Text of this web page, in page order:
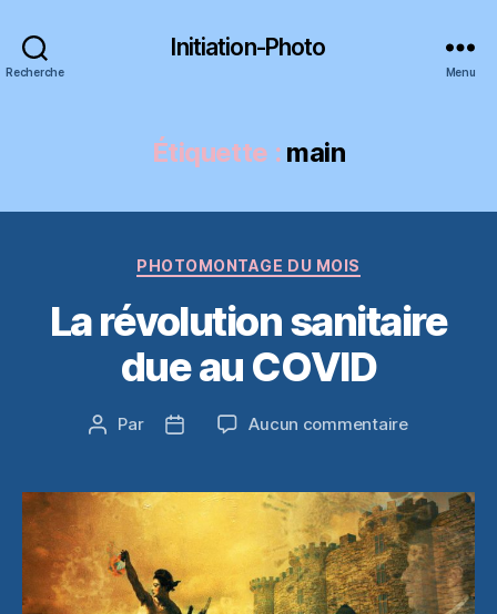
Recherche
Initiation-Photo
Menu
Étiquette : main
Catégories
PHOTOMONTAGE DU MOIS
La révolution sanitaire
due au COVID
Auteur
Par
Date
Aucun commentairesur
sanitaire
due
au
COVID